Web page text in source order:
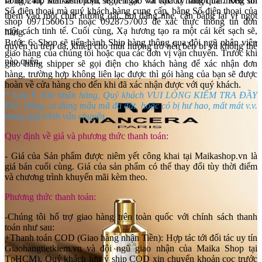
thêm vào một chút hương đất, hơi đắng nhẹ, cân bằng lại vị ngọt
một cách tinh tế. Cuối cùng, Xạ hương tạo ra một cái kết sạch sẽ,
quyến rũ trên da, khiến cho mùi hương trở nên bền bỉ và không thể
nào quên.
Số điện thoại mà quý khách hàng cung cấp, bằng Số điện thoại của
shop 0971560615 hoặc 0928757003 để xác thực thông tin đơn
hàng.
Bước 6: Shop sẽ tiến hành Ship hàng thông qua đội ngũ nhân viên
giao hàng của chúng tôi hoặc qua các đơn vị vận chuyển. Trước khi
giao hàng shipper sẽ gọi điện cho khách hàng để xác nhận đơn
hàng, trường hợp không liên lạc được thì gói hàng của bạn sẽ được
hoàn về cửa hàng cho đến khi đã xác nhận được với quý khách.
* Lưu Ý: Khi nhận hàng, Quý khách VUI LÒNG KIỂM TRA ĐẦY
ĐỦ: Hàng có đúng mẫu mã đã đặt, hoặc có bị hư hao, mất mát v.v.
trong quá trình vận chuyển.
Quy định về giá và phương thức thanh toán:
- Giá của Sản phẩm được niêm yết công khai tại Maikashop.vn là
giá bán cuối cùng. Giá của sản phẩm có thể thay đổi tùy thời điểm
và chương trình khuyến mãi kèm theo.
Phương thức thanh toán:
-Chúng tôi hổ trợ giao hàng trên toàn quốc với chính sách thanh
toán như sau:
+Thanh toán COD (Giao hàng nhận Tiền): Hợp tác tới đối tác uy tín
Giaohangtietkiem.vn và đội ngũ giao nhận của Maika Shop tại
TpHCM). Quý khách lưu ý ship COD xin chuyển khoản cọc trước